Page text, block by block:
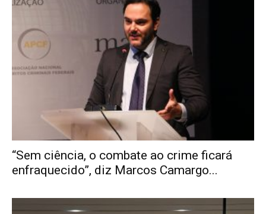
“Sem ciência, o combate ao crime ficará
enfraquecido”, diz Marcos Camargo...